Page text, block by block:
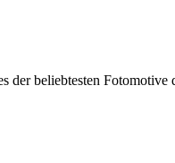
beliebtesten Fotomotive